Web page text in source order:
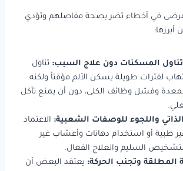
في أخطاء تضر بصحة مفاصلهم وتؤدي
أبرزها:
تناول المسكنات دون علاج السبب: تناول
لفترات طويلة يسكن الألم مؤقتاً ولكنه
وفشل وظائف الكلى، دون أن يمنع تآكل
واللجوء للوصفات الشعبية: الاعتماد
طبية أو استخدام دهانات وأعشاب غير
السليم والعلاج الفعال.
المطلقة وتجنب الحركة: يعتقد البعض أن